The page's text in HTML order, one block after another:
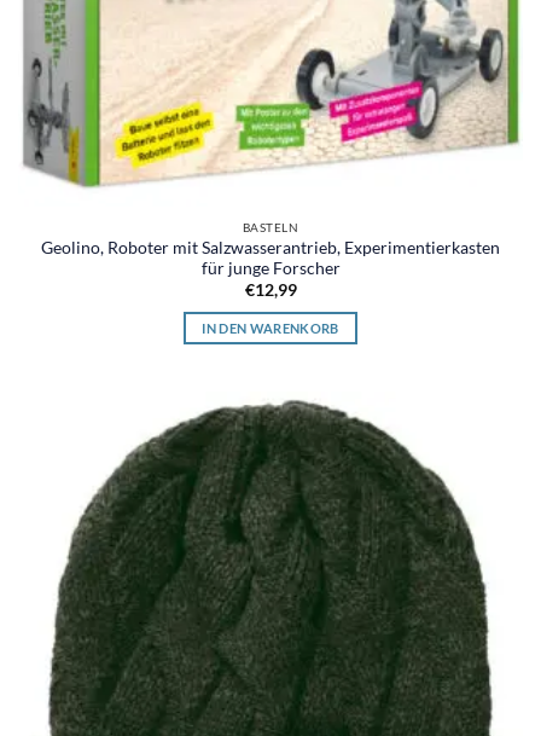
BASTELN
Geolino, Roboter mit Salzwasserantrieb, Experimentierkasten
für junge Forscher
€12,99
IN DEN WARENKORB